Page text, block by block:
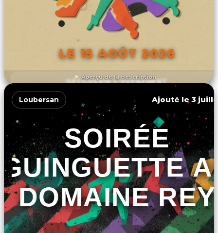
Aperçu de la description
LE 15 AOÛT 2026
DÉCOUVRIR L'ÉVÉNEMENT
Loubersan Ajouté le 3
SOIRÉE
GUINGUETTE
DOMAINE REY